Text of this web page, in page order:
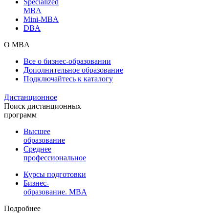
MBA
Mini-MBA
DBA
О MBA
Все о бизнес-образовании
Дополнительное образование
Подключайтесь к каталогу
Дистанционное
Поиск дистанционных
программ
Высшее
образование
Среднее
профессиональное
Курсы подготовки
Бизнес-
образование. MBA
Подробнее